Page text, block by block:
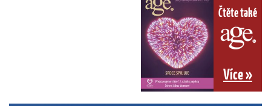
Čtěte také
Více »